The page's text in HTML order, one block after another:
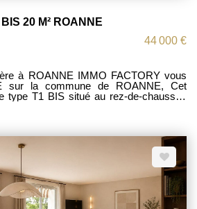
20 M² ROANNE
44 000 €
à ROANNE IMMO FACTORY vous
la commune de ROANNE, Cet
type T1 BIS situé au rez-de-chaussée